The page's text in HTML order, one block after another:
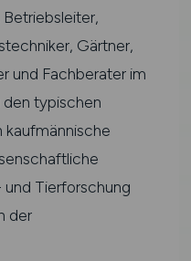
Gärtner,
und Fachberater im
typischen
kaufmännische
und Tierforschung
der